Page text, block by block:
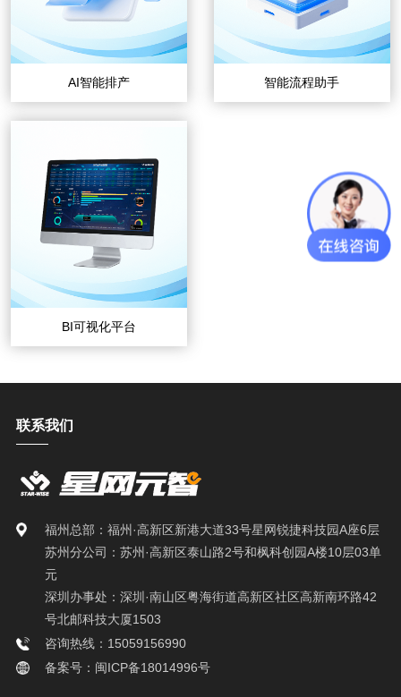
AI智能排产 智能流程助手
BI可视化平台
联系我们
福州总部：福州·高新区新港大道33号星网锐捷科技园A座6层
苏州分公司：苏州·高新区泰山路2号和枫科创园A楼10层03单
元
深圳办事处：深圳·南山区粤海街道高新区社区高新南环路42
号北邮科技大厦1503
咨询热线：15059156990
备案号：闽ICP备18014996号